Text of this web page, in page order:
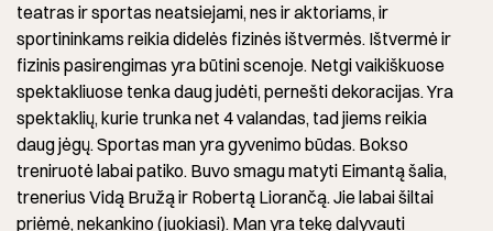
teatras ir sportas neatsiejami, nes ir aktoriams, ir
sportininkams reikia didelės fizinės ištvermės. Ištvermė ir
fizinis pasirengimas yra būtini scenoje. Netgi vaikiškuose
spektakliuose tenka daug judėti, pernešti dekoracijas. Yra
spektaklių, kurie trunka net 4 valandas, tad jiems reikia
daug jėgų. Sportas man yra gyvenimo būdas. Bokso
treniruotė labai patiko. Buvo smagu matyti Eimantą šalia,
trenerius Vidą Bružą ir Robertą Liorančą. Jie labai šiltai
priėmė, nekankino (juokiasi). Man yra tekę dalyvauti